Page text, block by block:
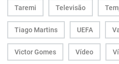
Taremi Televisão
Tiago Martins UEFA
Victor Gomes Vídeo